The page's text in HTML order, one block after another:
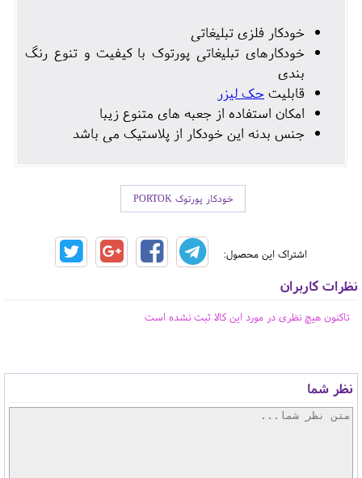
خودکار فلزی تبلیغاتی
خودکارهای تبلیغاتی پورتوک با کیفیت و تنوع رنگ
بندی
قابلیت حک لیزر
امکان استفاده از جعبه های متنوع زیبا
جنس بدنه این خودکار از پلاستیک می باشد
خودکار پورتوک PORTOK
اشتراک این محصول:
نظرات کاربران
تاکنون هیچ نظری در مورد این کالا ثبت نشده است
نظر شما